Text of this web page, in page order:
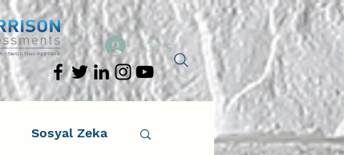
Giriş
Sosyal Zeka